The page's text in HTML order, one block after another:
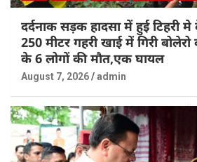
दर्दनाक सड़क हादसा में हुई टिहरी
250 मीटर गहरी खाई में गिरी
के 6 लोगों की मौत,एक घायल
August 7, 2026 admin